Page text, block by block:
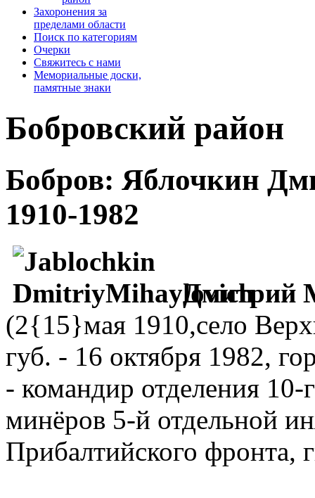
Захоронения за
пределами области
Поиск по категориям
Очерки
­Свяжитесь с нами
Мемориальные доски,
памятные знаки
Бобровский район
Бобров: Яблочкин
1910-1982
Дмитрий
(2{15}мая 1910,село
губ. - 16 октября 1982,
- командир отделения 10-
минёров 5-й отдельной
Прибалтийского фронта,